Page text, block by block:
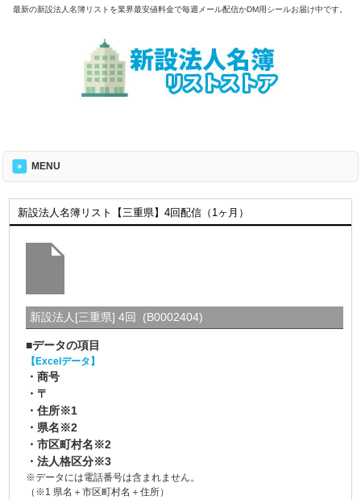
最新の新設法人名簿リストを業界最安値料金で毎週メール配信かDM用シールお届け中です。
MENU
新設法人名簿リスト【三重県】4回配信（1ヶ月）
新設法人[三重県] 4回 (B0002404)
■データの項目
【Excelデータ】
・商号
・〒
・住所※1
・県名※2
・市区町村名※2
・法人格区分※3
※データには電話番号は含まれません。
（※1 県名＋市区町村名＋住所）